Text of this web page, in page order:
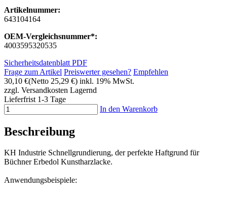
Artikelnummer:
643104164
OEM-Vergleichsnummer*:
4003595320535
Sicherheitsdatenblatt PDF
Frage zum Artikel Preiswerter gesehen? Empfehlen
30,10 €(Netto 25,29 €) inkl. 19% MwSt.
zzgl. Versandkosten Lagernd
Lieferfrist 1-3 Tage
In den Warenkorb
Beschreibung
KH Industrie Schnellgrundierung, der perfekte Haftgrund für
Büchner Erbedol Kunstharzlacke.
Anwendungsbeispiele: